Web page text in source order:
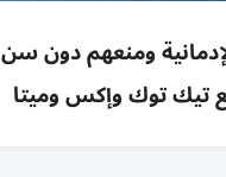
ومنعهم دون
تيك توك وإكس وميتا